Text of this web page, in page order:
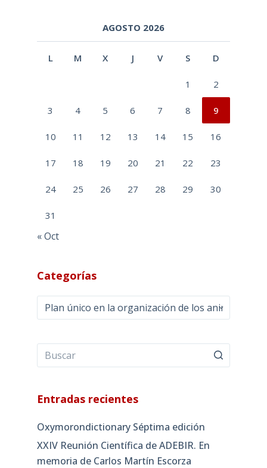
AGOSTO 2026
L M X J V S D
1 2
3 4 5 6 7 8 9
10 11 12 13 14 15 16
17 18 19 20 21 22 23
24 25 26 27 28 29 30
31
« Oct
Categorías
Categorías
Entradas recientes
Oxymorondictionary Séptima edición
XXIV Reunión Científica de ADEBIR. En
memoria de Carlos Martín Escorza